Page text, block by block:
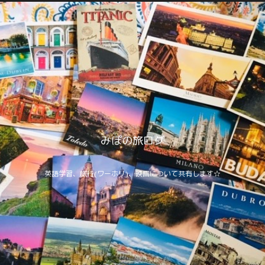
みぽの旅ログ
英語学習、旅行(ワーホリ)、映画について共有します☆